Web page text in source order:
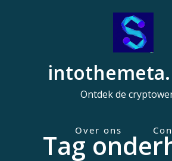
Ontdek de
o
Over ons
Tag